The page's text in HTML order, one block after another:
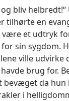
og bliv
tilhørte en
være et udtryk
sin sygdom.
ville udvirke
brug for.
bevæget da hun
i